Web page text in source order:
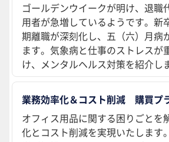
ゴールデンウイークが明け、退職
用者が急増しているようです。新
期離職が深刻化し、五（六）月病
ます。気象病と仕事のストレスが
け、メンタルヘルス対策を紹介し
業務効率化＆コスト削減 購買プ
オフィス用品に関する困りごとを
化とコスト削減を実現いたします